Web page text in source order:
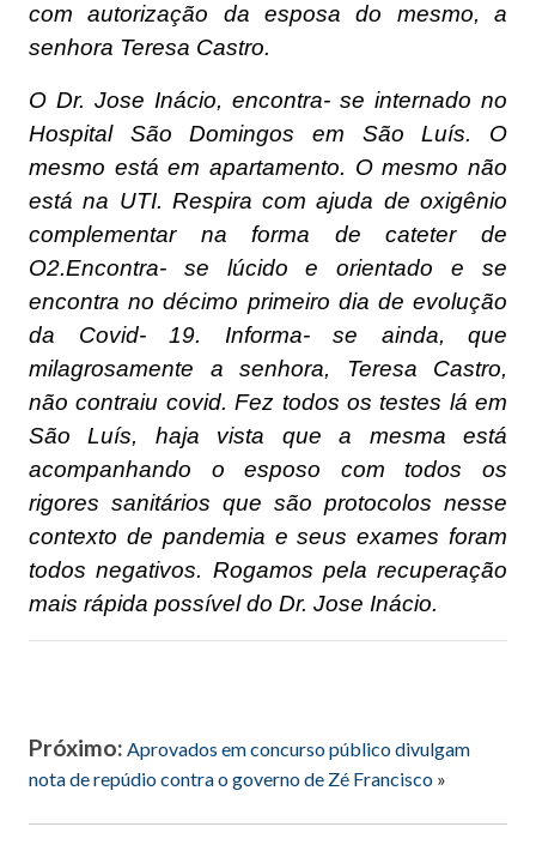
com autorização da esposa do mesmo, a
senhora Teresa Castro.
O Dr. Jose Inácio, encontra- se internado no
Hospital São Domingos em São Luís. O
mesmo está em apartamento. O mesmo não
está na UTI. Respira com ajuda de oxigênio
complementar na forma de cateter de
O2.Encontra- se lúcido e orientado e se
encontra no décimo primeiro dia de evolução
da Covid- 19. Informa- se ainda, que
milagrosamente a senhora, Teresa Castro,
não contraiu covid. Fez todos os testes lá em
São Luís, haja vista que a mesma está
acompanhando o esposo com todos os
rigores sanitários que são protocolos nesse
contexto de pandemia e seus exames foram
todos negativos. Rogamos pela recuperação
mais rápida possível do Dr. Jose Inácio.
Próximo: Aprovados em concurso público divulgam
nota de repúdio contra o governo de Zé Francisco »